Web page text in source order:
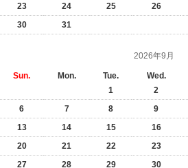
23
24 25 26
30
31
2026年9月
Sun. Mon. Tue. Wed.
1
2
6
7 8 9
13
14 15 16
20
21 22 23
27
28 29 30